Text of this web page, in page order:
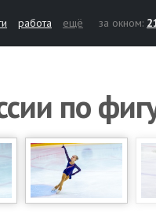
работа ещё за окном:
по